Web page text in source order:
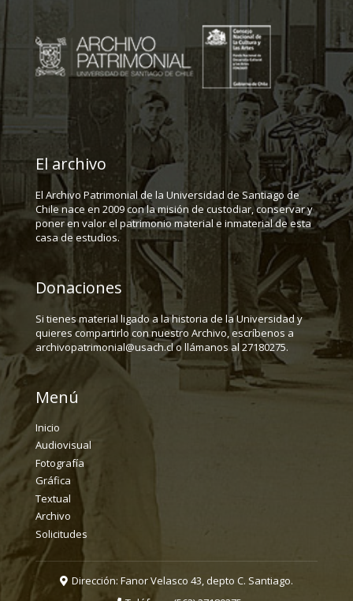
El archivo
El Archivo Patrimonial de la Universidad de Santiago de
Chile nace en 2009 con la misión de custodiar, conservar y
poner en valor el patrimonio material e inmaterial de esta
casa de estudios.
Donaciones
Si tienes material ligado a la historia de la Universidad y
quieres compartirlo con nuestro Archivo, escríbenos a
archivopatrimonial@usach.cl o llámanos al 27180275.
Menú
Inicio
Audiovisual
Fotografía
Gráfica
Textual
Archivo
Solicitudes
Dirección: Fanor Velasco 43, depto C. Santiago.